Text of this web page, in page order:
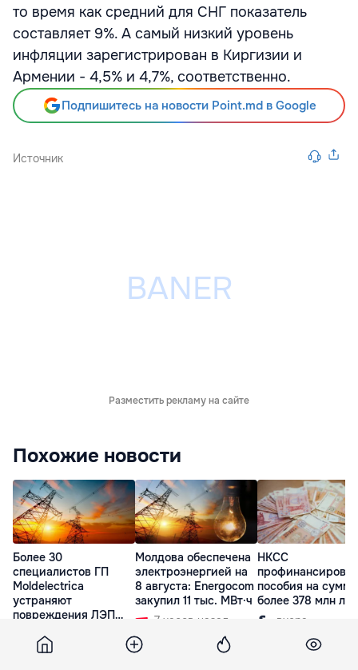
то время как средний для СНГ показатель
составляет 9%. А самый низкий уровень
инфляции зарегистрирован в Киргизии и
Армении - 4,5% и 4,7%, соответственно.
Подпишитесь на новости Point.md в Google
Источник
Разместить рекламу на сайте
Похожие новости
Более 30
специалистов ГП
Moldelectrica
устраняют
повреждения ЛЭП
2 часа назад
Молдова обеспечена
электроэнергией на
8 августа: Energocom
закупил 11 тыс. МВт·ч
7 часов назад
НКСС
пособия на сумму
более 378 млн
вчера